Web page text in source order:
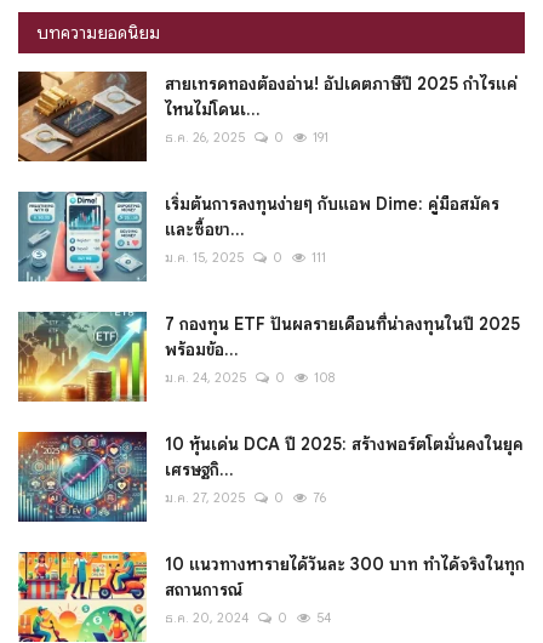
บทความยอดนิยม
สายเทรดทองต้องอ่าน! อัปเดตภาษีปี 2025 กำไรแค่
ไหนไม่โดนเ...
ธ.ค. 26, 2025 0 191
เริ่มต้นการลงทุนง่ายๆ กับแอพ Dime: คู่มือสมัคร
และซื้อขา...
ม.ค. 15, 2025 0 111
7 กองทุน ETF ปันผลรายเดือนที่น่าลงทุนในปี 2025
พร้อมข้อ...
ม.ค. 24, 2025 0 108
10 หุ้นเด่น DCA ปี 2025: สร้างพอร์ตโตมั่นคงในยุค
เศรษฐกิ...
ม.ค. 27, 2025 0 76
10 แนวทางหารายได้วันละ 300 บาท ทำได้จริงในทุก
สถานการณ์
ธ.ค. 20, 2024 0 54